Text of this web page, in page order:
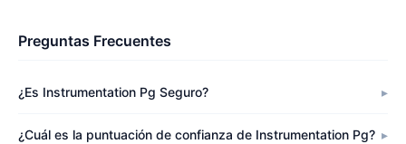
Preguntas Frecuentes
¿Es Instrumentation Pg Seguro?
¿Cuál es la puntuación de confianza de Instrumentation Pg?